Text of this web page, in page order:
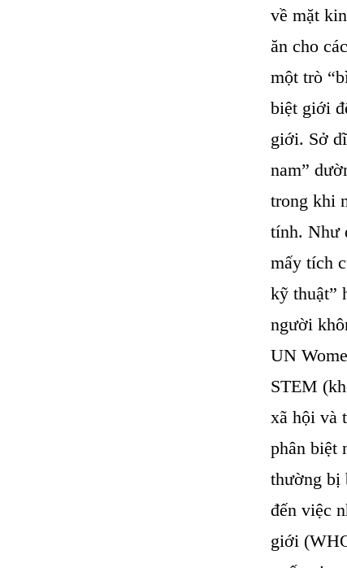
về mặt
ăn cho
một trò
biệt giới
giới. Sở
nam”
trong khi
tính. Như
mấy tích
kỹ thuật”
người
UN
STEM
xã hội và
phân biệt
thường bị
đến việc
giới